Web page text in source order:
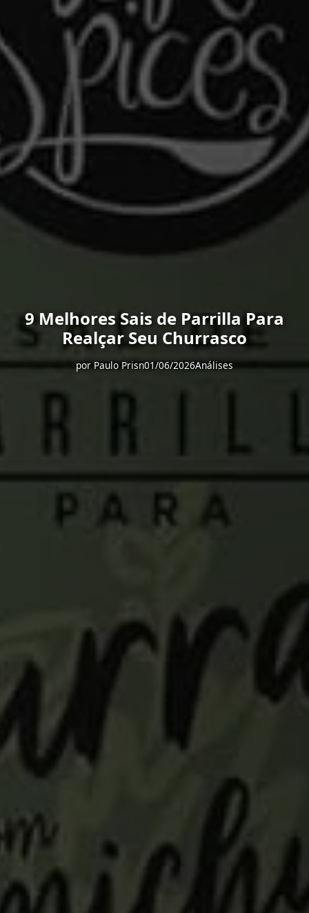
9 Melhores Sais de Parrilla Para
Realçar Seu Churrasco
por Paulo Prisn01/06/2026Análises